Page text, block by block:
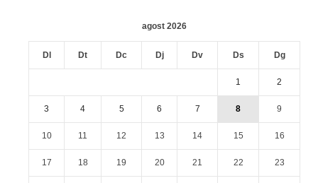
agost 2026
Dl Dt Dc Dj Dv Ds Dg
1 2
3 4 5 6 7 8 9
10 11 12 13 14 15 16
17 18 19 20 21 22 23